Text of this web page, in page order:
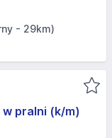
- 29km)
pralni (k/m)